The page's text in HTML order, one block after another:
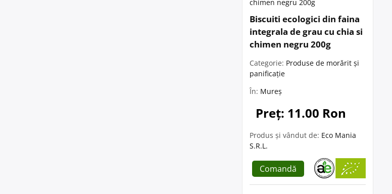
Biscuiti ecologici din faina
integrala de grau cu chia si
chimen negru 200g
Categorie: Produse de morărit și
panificație
În: Mureș
Preț: 11.00 Ron
Produs și vândut de: Eco Mania
S.R.L.
Comandă